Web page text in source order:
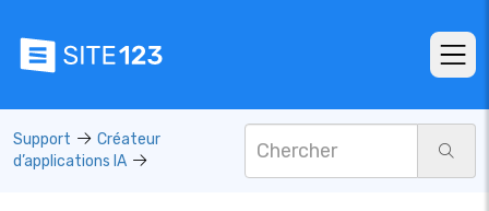
Support
Créateur
d’applications IA